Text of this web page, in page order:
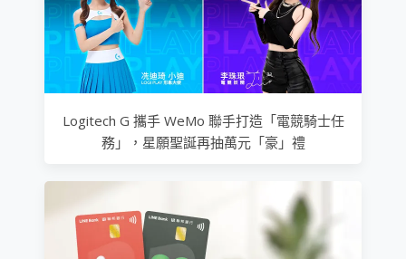
Logitech G 攜手 WeMo 聯手打造「電競騎士任
務」，星願聖誕再抽萬元「豪」禮